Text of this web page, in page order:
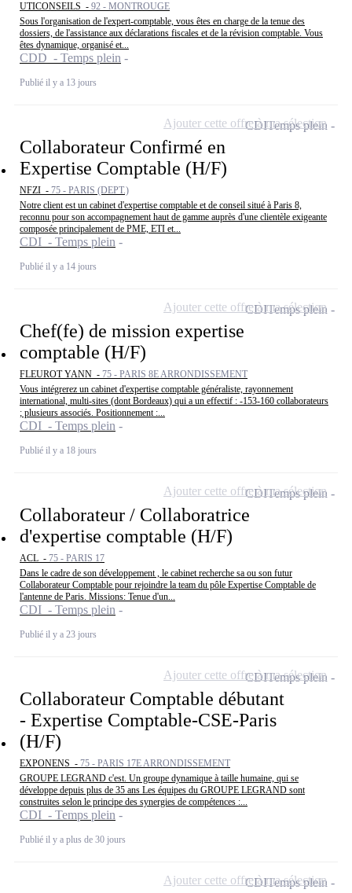
UTICONSEILS - 92 - MONTROUGE
Sous l'organisation de l'expert-comptable, vous êtes en charge de la tenue des
dossiers, de l'assistance aux déclarations fiscales et de la révision comptable. Vous
êtes dynamique, organisé et...
CDD - Temps plein
Publié il y a 13 jours
Collaborateur Confirmé en
Expertise Comptable (H/F)
NFZI - 75 - PARIS (DEPT.)
Notre client est un cabinet d'expertise comptable et de conseil situé à Paris 8,
reconnu pour son accompagnement haut de gamme auprès d'une clientèle exigeante
composée principalement de PME, ETI et...
CDI - Temps plein
Publié il y a 14 jours
CDITemps plein
Ajouter cette offre à ma sélection
Chef(fe) de mission expertise
comptable (H/F)
FLEUROT YANN - 75 - PARIS 8E ARRONDISSEMENT
Vous intégrerez un cabinet d'expertise comptable généraliste, rayonnement
international, multi-sites (dont Bordeaux) qui a un effectif : -153-160 collaborateurs
; plusieurs associés. Positionnement :...
CDI - Temps plein
Publié il y a 18 jours
CDITemps plein
Ajouter cette offre à ma sélection
Collaborateur / Collaboratrice
d'expertise comptable (H/F)
ACL - 75 - PARIS 17
Dans le cadre de son développement , le cabinet recherche sa ou son futur
Collaborateur Comptable pour rejoindre la team du pôle Expertise Comptable de
l'antenne de Paris. Missions: Tenue d'un...
CDI - Temps plein
Publié il y a 23 jours
CDITemps plein
Ajouter cette offre à ma sélection
Collaborateur Comptable débutant
- Expertise Comptable-CSE-Paris
(H/F)
EXPONENS - 75 - PARIS 17E ARRONDISSEMENT
GROUPE LEGRAND c'est. Un groupe dynamique à taille humaine, qui se
développe depuis plus de 35 ans Les équipes du GROUPE LEGRAND sont
construites selon le principe des synergies de compétences :...
CDI - Temps plein
Publié il y a plus de 30 jours
CDITemps plein
Ajouter cette offre à ma sélection
CDITemps plein
Ajouter cette offre à ma sélection